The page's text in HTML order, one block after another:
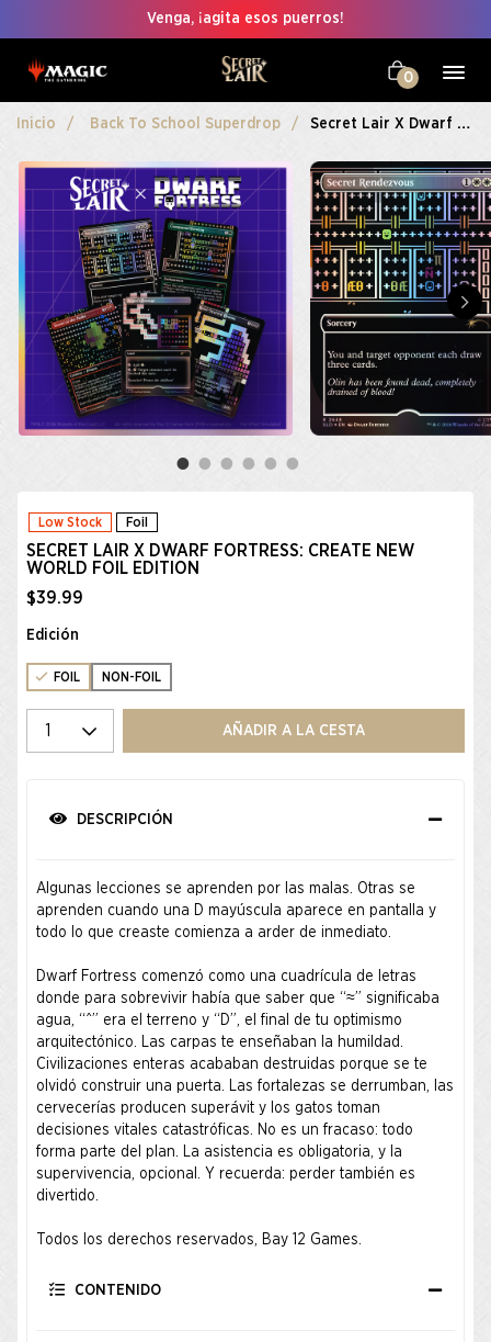
Venga, ¡agita esos puerros!
0
Inicio Back To School Superdrop Secret Lair X Dwarf Fortress: Create New World Foil Edition
Low Stock Foil
SECRET LAIR X DWARF FORTRESS: CREATE NEW
WORLD FOIL EDITION
$39.99
Edición
FOIL NON-FOIL
Seleccione una cantidad
AÑADIR A LA CESTA
DESCRIPCIÓN
Algunas lecciones se aprenden por las malas. Otras se
aprenden cuando una D mayúscula aparece en pantalla y
todo lo que creaste comienza a arder de inmediato.
Dwarf Fortress comenzó como una cuadrícula de letras
donde para sobrevivir había que saber que “≈” significaba
agua, “^” era el terreno y “D”, el final de tu optimismo
arquitectónico. Las carpas te enseñaban la humildad.
Civilizaciones enteras acababan destruidas porque se te
olvidó construir una puerta. Las fortalezas se derrumban, las
cervecerías producen superávit y los gatos toman
decisiones vitales catastróficas. No es un fracaso: todo
forma parte del plan. La asistencia es obligatoria, y la
supervivencia, opcional. Y recuerda: perder también es
divertido.
Todos los derechos reservados, Bay 12 Games.
CONTENIDO